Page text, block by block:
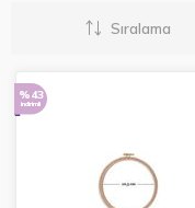
Sıralama
%43
indirimli